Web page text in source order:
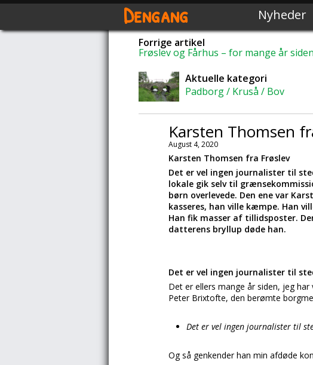
Dengang Nyheder
Forrige artikel
Frøslev og Fårhus – for mange år siden
Aktuelle kategori
Padborg / Kruså / Bov
Karsten Thomsen
August 4, 2020
Karsten Thomsen fra Frøslev
Det er vel ingen journalister til
lokale gik selv til
børn overlevede. Den ene var
kasseres, han ville kæmpe. Han
Han fik masser af tillidsposter.
datterens bryllup døde han.
Det er vel ingen journalister til
Det er ellers mange år siden, jeg
Peter Brixtofte, den berømte
Det er vel ingen journalister til
Og så genkender han min afdøde